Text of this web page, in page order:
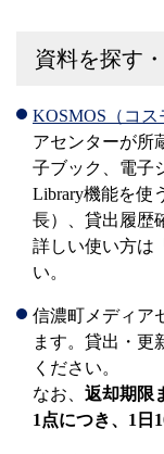
資料を探す
KOSMOS（コス
アセンターが所
子ブック、電子
Library機能を使
長）、貸出履歴
詳しい使い方は「
い。
信濃町メディア
ます。貸出・更
ください。
なお、 返却期限
1点につき、1日